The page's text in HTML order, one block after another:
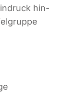
hin­